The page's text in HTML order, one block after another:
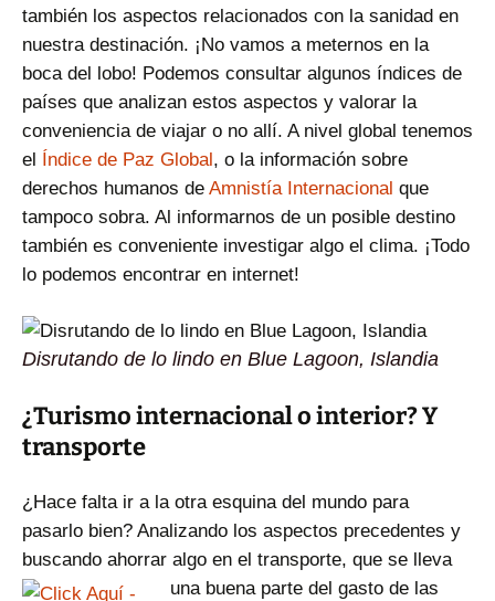
también los aspectos relacionados con la sanidad en
nuestra destinación. ¡No vamos a meternos en la
boca del lobo! Podemos consultar algunos índices de
países que analizan estos aspectos y valorar la
conveniencia de viajar o no allí. A nivel global tenemos
el Índice de Paz Global, o la información sobre
derechos humanos de Amnistía Internacional que
tampoco sobra. Al informarnos de un posible destino
también es conveniente investigar algo el clima. ¡Todo
lo podemos encontrar en internet!
Disrutando de lo lindo en Blue Lagoon, Islandia
¿Turismo internacional o interior? Y
transporte
¿Hace falta ir a la otra esquina del mundo para
pasarlo bien? Analizando los aspectos precedentes y
buscando ahorrar algo en el transporte, que se lleva
una buena parte del gasto de las